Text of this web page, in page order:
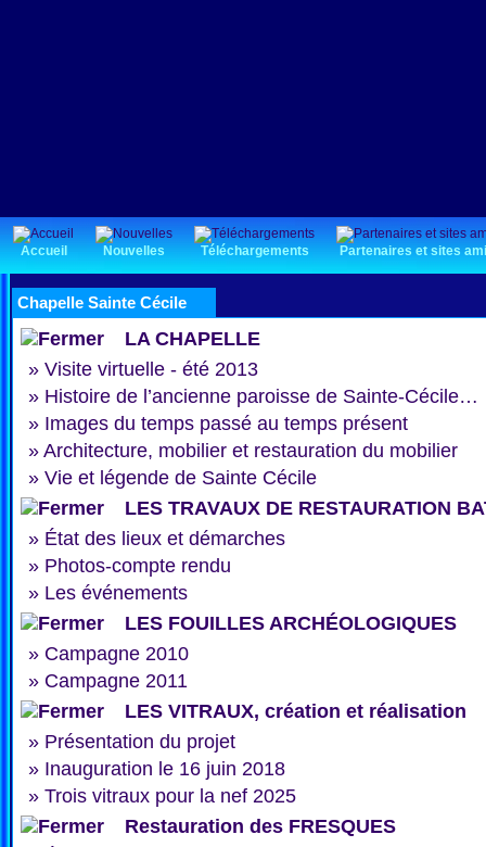
Accueil Nouvelles Téléchargements Partenaires et sites
Chapelle Sainte Cécile
LA CHAPELLE
» Visite virtuelle - été 2013
» Histoire de l’ancienne paroisse de Sainte-Cécile…
» Images du temps passé au temps présent
» Architecture, mobilier et restauration du mobilier
» Vie et légende de Sainte Cécile
LES TRAVAUX DE RESTAURATION
» État des lieux et démarches
» Photos-compte rendu
» Les événements
LES FOUILLES ARCHÉOLOGIQUES
» Campagne 2010
» Campagne 2011
LES VITRAUX, création et réalisation
» Présentation du projet
» Inauguration le 16 juin 2018
» Trois vitraux pour la nef 2025
Restauration des FRESQUES